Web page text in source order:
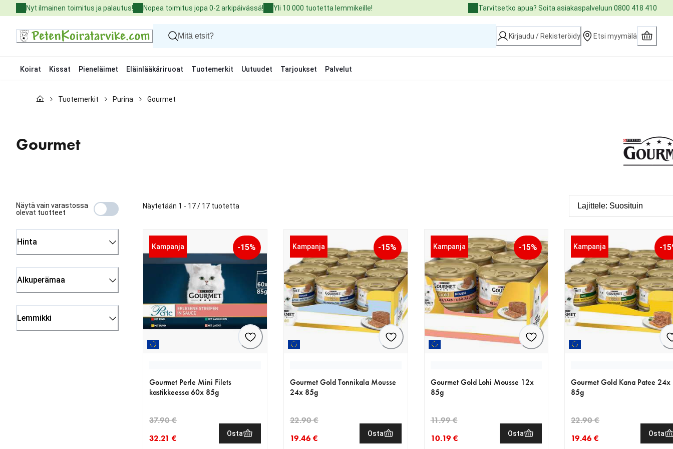
to
Nyt ilmainen toimitus ja palautus! Nopea toimitus jopa 0-2 arkipäivässä! Yli 10 000 tuotetta lemmikeille! Tarvitsetko apua? Soita asiakaspalveluun 0800 418 410
Kirjaudu / Rekisteröidy Etsi myymälä
Koirat Kissat Pieneläimet Eläinlääkäriruoat Tuotemerkit Uutuudet Tarjoukset Palvelut
Kissat
Uutuudet
Tarjoukset
Tuotemerkit Purina Gourmet
Gourmet
Näytä vain varastossa
olevat tuotteet
Hinta
Alkuperämaa
Lemmikki
Näytetään 1 - 17 / 17 tuotetta
Kampanja -15%
Gourmet Perle Mini Filets
kastikkeessa 60x 85g
32.21 €
37.90 €
Osta
Kampanja -15%
Gourmet Gold Tonnikala Mousse
24x 85g
19.46 €
22.90 €
Osta
Kampanja -15%
Gourmet Gold Lohi Mousse 12x
85g
10.19 €
11.99 €
Osta
Kampanja -
Gourmet Gold Kana Patee 24x
85g
19.46 €
22.90 €
Osta